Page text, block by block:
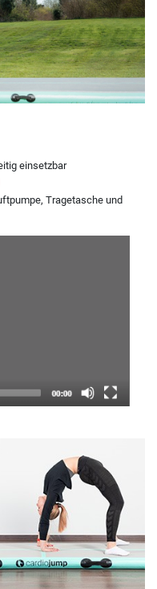
einsetzbar
Tragetasche und